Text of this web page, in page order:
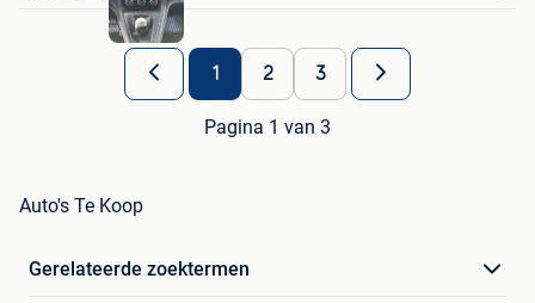
1 2 3
Pagina 1 van 3
Auto's Te Koop
Gerelateerde zoektermen